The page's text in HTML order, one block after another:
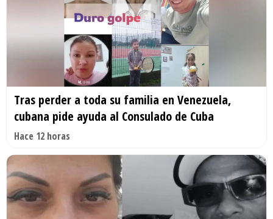
Tras perder a toda su familia en Venezuela,
cubana pide ayuda al Consulado de Cuba
Hace 12 horas